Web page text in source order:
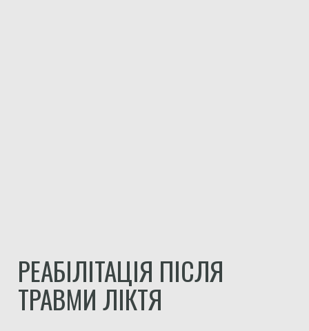
РЕАБІЛІТАЦІЯ ПІСЛЯ
ТРАВМИ ЛІКТЯ